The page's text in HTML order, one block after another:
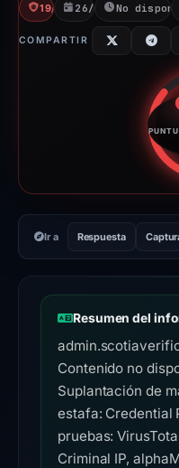
19/93 VT26/02/2026
No
COMPARTIR
Ir a Respuesta
Resumen del
Contenido no
Suplantación de
estafa: Credential
pruebas:
Criminal IP,